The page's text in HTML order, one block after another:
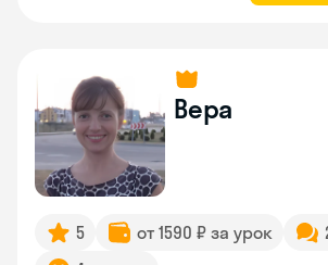
Вера
5 от 1590 ₽ за урок